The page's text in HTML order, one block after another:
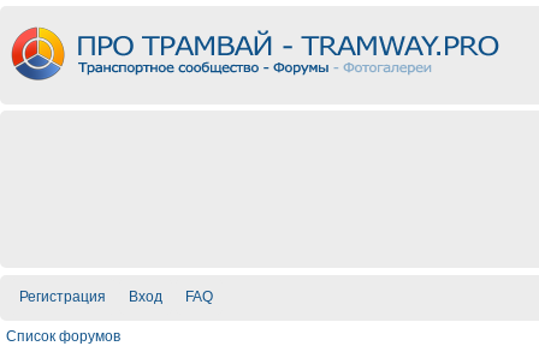
Регистрация Вход FAQ
Список форумов